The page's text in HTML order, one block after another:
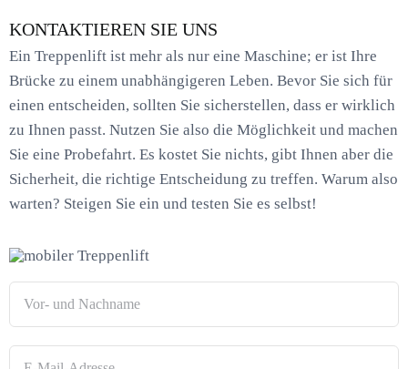
KONTAKTIEREN SIE UNS
Ein Treppenlift ist mehr als nur eine Maschine; er ist Ihre
Brücke zu einem unabhängigeren Leben. Bevor Sie sich für
einen entscheiden, sollten Sie sicherstellen, dass er wirklich
zu Ihnen passt. Nutzen Sie also die Möglichkeit und machen
Sie eine Probefahrt. Es kostet Sie nichts, gibt Ihnen aber die
Sicherheit, die richtige Entscheidung zu treffen. Warum also
warten? Steigen Sie ein und testen Sie es selbst!